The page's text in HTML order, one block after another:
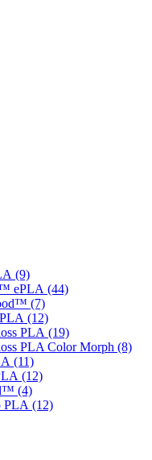
(9)
ePLA (44)
(7)
(12)
PLA (19)
PLA Color Morph (8)
(11)
(12)
(4)
PLA (12)